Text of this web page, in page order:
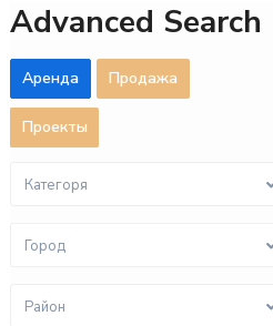
Advanced Search
Aренда Продажа
Проекты
Категоря
Город
Район